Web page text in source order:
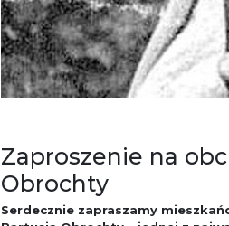
Zaproszenie na
Obrochty
Serdecznie zapraszamy